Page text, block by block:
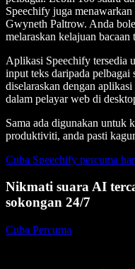
Speechify juga
Gwyneth Paltrow. Anda
melaraskan kelajuan
Aplikasi Speechify tersedia
input teks daripada
diselaraskan dengan
dalam pelayar web di
Sama ada digunakan untuk
produktiviti, anda pasti
Cuba Speechify percuma
Nikmati suara AI
sokongan 24/7
Cuba Percuma